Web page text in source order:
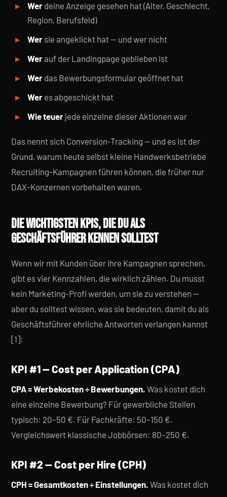
Wer deine Anzeige gesehen hat (Alter, Geschlecht,
Region, Berufsfeld)
Wer sie angeklickt hat — und wer nicht
Werauf der Landingpage geblieben ist
Wer das Bewerbungsformular geöffnet hat
Wer es abgeschickt hat
Wie teuer jede einzelne dieser Aktionen war
Das nennt sich Conversion-Tracking — und es ist der
Grund, warum heute selbst kleine Handwerksbetriebe
Recruiting-Kampagnen führen können, die früher nur
DAX-Konzernen vorbehalten waren.
DIE WICHTIGSTEN KPIS, DIE DU ALS
GESCHÄFTSFÜHRER KENNEN SOLLTEST
Wenn wir mit Kunden über ihre Kampagnen sprechen,
gibt es vier Kennzahlen, die wirklich zählen. Du musst
kein Marketing-Profi werden, um sie zu verstehen —
aber du solltest wissen, was sie bedeuten, damit du als
Geschäftsführer ehrliche Antworten verlangen kannst
[1]:
KPI #1 — Cost per Application (CPA)
CPA = Werbekosten ÷ Bewerbungen. Was kostet dich
eine einzelne Bewerbung? Für gewerbliche Stellen
typisch: 20–50 €. Für Fachkräfte: 50–150 €.
Vergleichswert klassische Jobbörsen: 80–250 €.
KPI #2 — Cost per Hire (CPH)
CPH = Gesamtkosten ÷ Einstellungen. Was kostet dich